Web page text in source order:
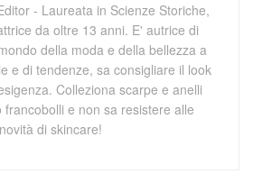
- Laureata in Scienze Storiche,
da oltre 13 anni. E' autrice di
della moda e della bellezza a
e di tendenze, sa consigliare il look
Colleziona scarpe e anelli
e non sa resistere alle
novità di skincare!